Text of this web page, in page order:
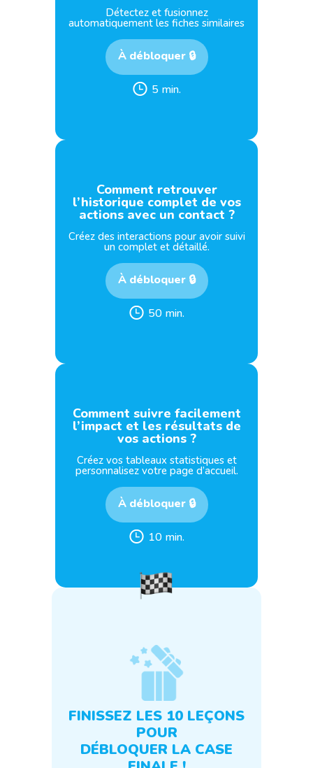
Détectez et fusionnez
automatiquement les fiches similaires
À débloquer 🔒
5 min.
Comment retrouver
l’historique complet de vos
actions avec un contact ?
Créez des interactions pour avoir suivi
un complet et détaillé.
À débloquer 🔒
50 min.
Comment suivre facilement
l’impact et les résultats de
vos actions ?
Créez vos tableaux statistiques et
personnalisez votre page d’accueil.
À débloquer 🔒
10 min.
FINISSEZ LES 10 LEÇONS
POUR
DÉBLOQUER LA CASE